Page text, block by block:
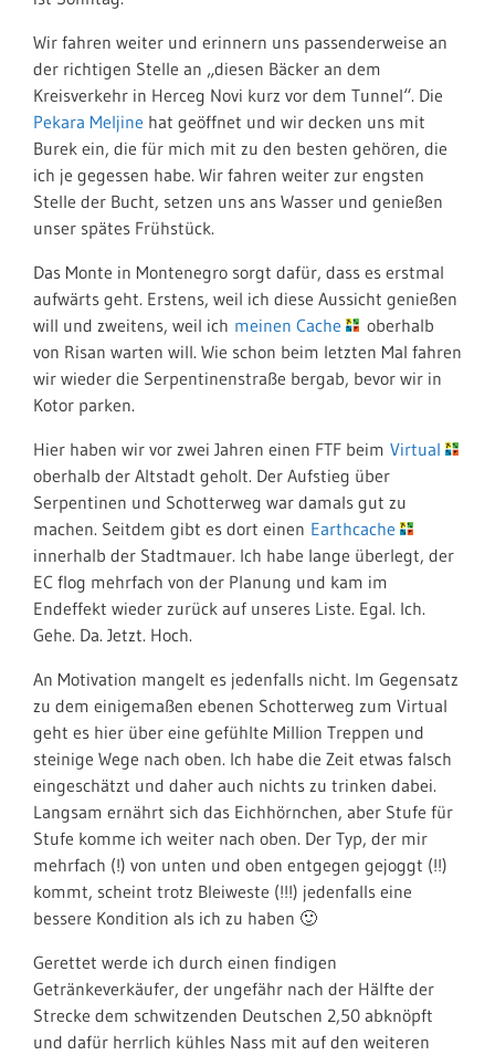
Wir fahren weiter und erinnern uns passenderweise an
der richtigen Stelle an „diesen Bäcker an dem
Kreisverkehr in Herceg Novi kurz vor dem Tunnel“. Die
Pekara Meljine hat geöffnet und wir decken uns mit
Burek ein, die für mich mit zu den besten gehören, die
ich je gegessen habe. Wir fahren weiter zur engsten
Stelle der Bucht, setzen uns ans Wasser und genießen
unser spätes Frühstück.
Das Monte in Montenegro sorgt dafür, dass es erstmal
aufwärts geht. Erstens, weil ich diese Aussicht genießen
will und zweitens, weil ich meinen Cache
oberhalb
von Risan warten will. Wie schon beim letzten Mal fahren
wir wieder die Serpentinenstraße bergab, bevor wir in
Kotor parken.
Hier haben wir vor zwei Jahren einen FTF beim Virtual
oberhalb der Altstadt geholt. Der Aufstieg über
Serpentinen und Schotterweg war damals gut zu
machen. Seitdem gibt es dort einen Earthcache
innerhalb der Stadtmauer. Ich habe lange überlegt, der
EC flog mehrfach von der Planung und kam im
Endeffekt wieder zurück auf unseres Liste. Egal. Ich.
Gehe. Da. Jetzt. Hoch.
An Motivation mangelt es jedenfalls nicht. Im Gegensatz
zu dem einigemaßen ebenen Schotterweg zum Virtual
geht es hier über eine gefühlte Million Treppen und
steinige Wege nach oben. Ich habe die Zeit etwas falsch
eingeschätzt und daher auch nichts zu trinken dabei.
Langsam ernährt sich das Eichhörnchen, aber Stufe für
Stufe komme ich weiter nach oben. Der Typ, der mir
mehrfach (!) von unten und oben entgegen gejoggt (!!)
kommt, scheint trotz Bleiweste (!!!) jedenfalls eine
bessere Kondition als ich zu haben 🙂
Gerettet werde ich durch einen findigen
Getränkeverkäufer, der ungefähr nach der Hälfte der
Strecke dem schwitzenden Deutschen 2,50 abknöpft
und dafür herrlich kühles Nass mit auf den weiteren